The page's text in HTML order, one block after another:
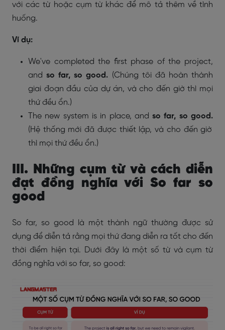
với các từ hoặc cụm từ khác để mô tả thêm về tình
huống.
Ví dụ:
We've completed the first phase of the project,
and so far, so good. (Chúng tôi đã hoàn thành
giai đoạn đầu của dự án, và cho đến giờ thì mọi
thứ đều ổn.)
The new system is in place, andso far, so good.
(Hệ thống mới đã được thiết lập, và cho đến giờ
thì mọi thứ đều ổn.)
III. Những cụm từ và cách diễn
đạt đồng nghĩa với So far so
good
So far, so good là một thành ngữ thường được sử
dụng để diễn tả rằng mọi thứ đang diễn ra tốt cho đến
thời điểm hiện tại. Dưới đây là một số từ và cụm từ
đồng nghĩa với so far, so good: